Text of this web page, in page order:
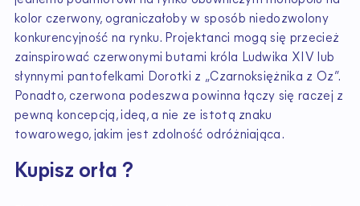
kolor czerwony, ograniczałoby w sposób niedozwolony
konkurencyjność na rynku. Projektanci mogą się przecież
zainspirować czerwonymi butami króla Ludwika XIV lub
słynnymi pantofelkami Dorotki z „Czarnoksiężnika z Oz”.
Ponadto, czerwona podeszwa powinna łączy się raczej z
pewną koncepcją, ideą, a nie ze istotą znaku
towarowego, jakim jest zdolność odróżniająca.
Kupisz orła ?